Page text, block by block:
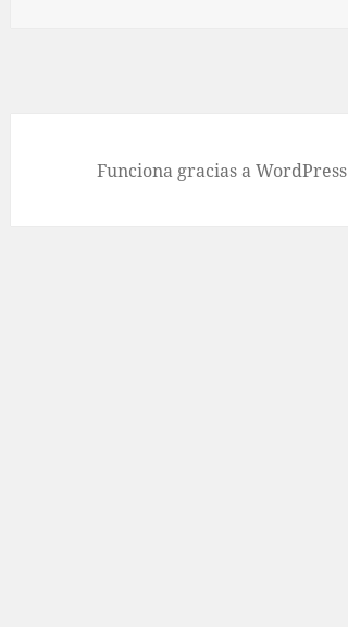
Funciona gracias a WordPress